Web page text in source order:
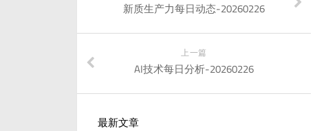
新质生产力每日动态-20260226
上一篇
AI技术每日分析-20260226
最新文章